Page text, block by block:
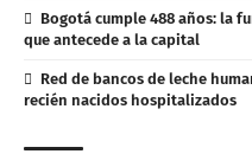
Bogotá cumple 488 años: la
que antecede a la capital
Red de bancos de leche
recién nacidos hospitalizados